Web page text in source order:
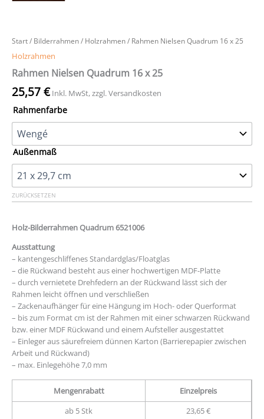
Start/ Bilderrahmen/ Holzrahmen/ Rahmen Nielsen Quadrum 16 x 25
Holzrahmen
Rahmen Nielsen Quadrum 16 x 25
25,57€ Inkl. MwSt, zzgl. Versandkosten
Rahmenfarbe
Außenmaß
ZURÜCKSETZEN
Holz-Bilderrahmen Quadrum 6521006
Ausstattung
– kantengeschliffenes Standardglas/Floatglas
– die Rückwand besteht aus einer hochwertigen MDF-Platte
– durch vernietete Drehfedern an der Rückwand lässt sich der
Rahmen leicht öffnen und verschließen
– Zackenaufhänger für eine Hängung im Hoch- oder Querformat
– bis zum Format cm ist der Rahmen mit einer schwarzen Rückwand
bzw. einer MDF Rückwand und einem Aufsteller ausgestattet
– Einleger aus säurefreiem dünnen Karton (Barrierepapier zwischen
Arbeit und Rückwand)
– max. Einlegehöhe 7,0 mm
Mengenrabatt
Einzelpreis
ab 5 Stk
23,65 €